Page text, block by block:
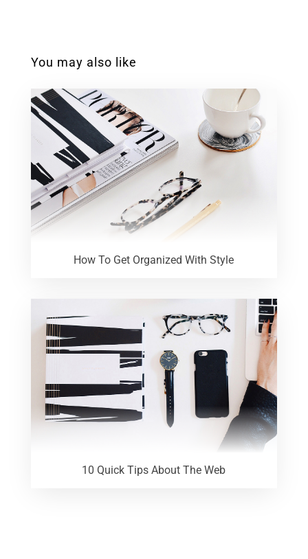
You may also like
How To Get Organized With Style
10 Quick Tips About The Web